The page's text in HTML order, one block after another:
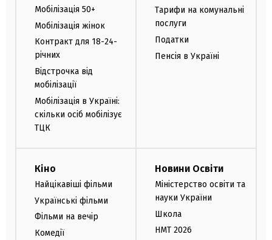
Мобілізація 50+
Мобілізація жінок
Контракт для 18-24-
річних
Відстрочка від
мобілізації
Мобілізація в Україні:
скільки осіб мобілізує
ТЦК
Тарифи на комунальні
послуги
Податки
Пенсія в Україні
Кіно
Найцікавіші фільми
Українські фільми
Фільми на вечір
Комедії
Новини Освіти
Міністерство освіти та
науки України
Школа
НМТ 2026